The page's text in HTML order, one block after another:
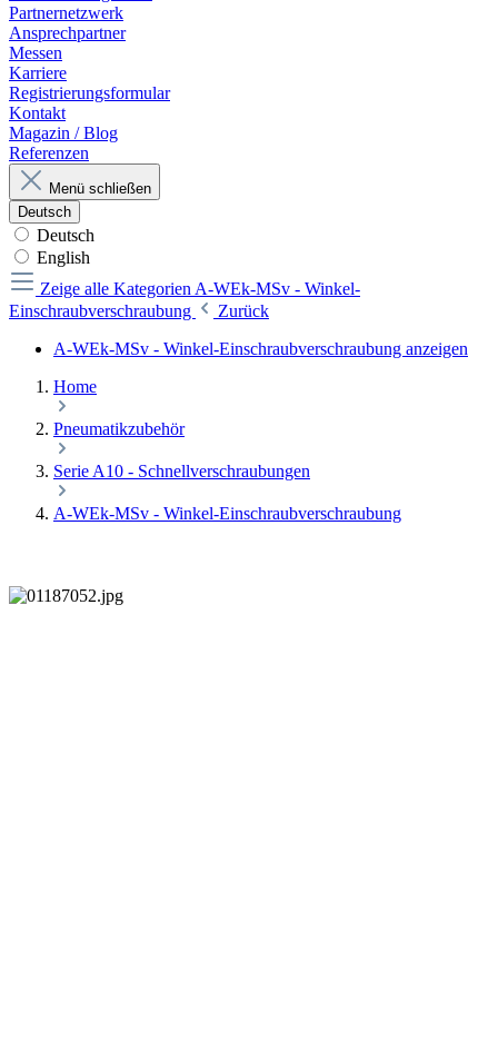
Partnernetzwerk
Ansprechpartner
Messen
Karriere
Registrierungsformular
Kontakt
Magazin / Blog
Referenzen
Menü schließen
Deutsch
Deutsch
English
Zeige alle Kategorien A-WEk-MSv - Winkel-
Einschraubverschraubung
Zurück
A-WEk-MSv - Winkel-Einschraubverschraubung anzeigen
Home
Pneumatikzubehör
Serie A10 - Schnellverschraubungen
A-WEk-MSv - Winkel-Einschraubverschraubung